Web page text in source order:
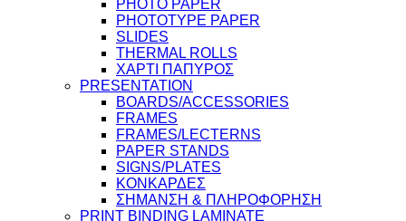
PHOTO PAPER
PHOTOTYPE PAPER
SLIDES
THERMAL ROLLS
ΧΑΡΤΙ ΠΑΠΥΡΟΣ
PRESENTATION
BOARDS/ACCESSORIES
FRAMES
FRAMES/LECTERNS
PAPER STANDS
SIGNS/PLATES
ΚΟΝΚΑΡΔΕΣ
ΣΗΜΑΝΣΗ & ΠΛΗΡΟΦΟΡΗΣΗ
PRINT BINDING LAMINATE